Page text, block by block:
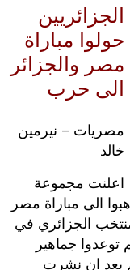
الجزائريين
حولوا مباراة
مصر والجزائر
الى حرب
مصريات – نيرمين
خالد
اعلنت مجموعة
الى مباراة مصر
الجزائري في
جماهير
بعد ان نشرت